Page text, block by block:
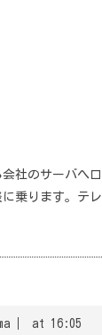
社のサーバへ
乗ります。テ
at 16:05